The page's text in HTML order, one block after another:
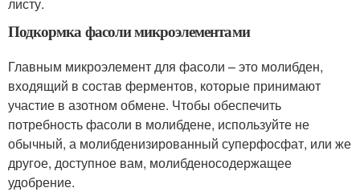
Подкормка фасоли микроэлементами
Главным микроэлемент для фасоли – это молибден,
входящий в состав ферментов, которые принимают
участие в азотном обмене. Чтобы обеспечить
потребность фасоли в молибдене, используйте не
обычный, а молибденизированный суперфосфат, или же
другое, доступное вам, молибденосодержащее
удобрение.